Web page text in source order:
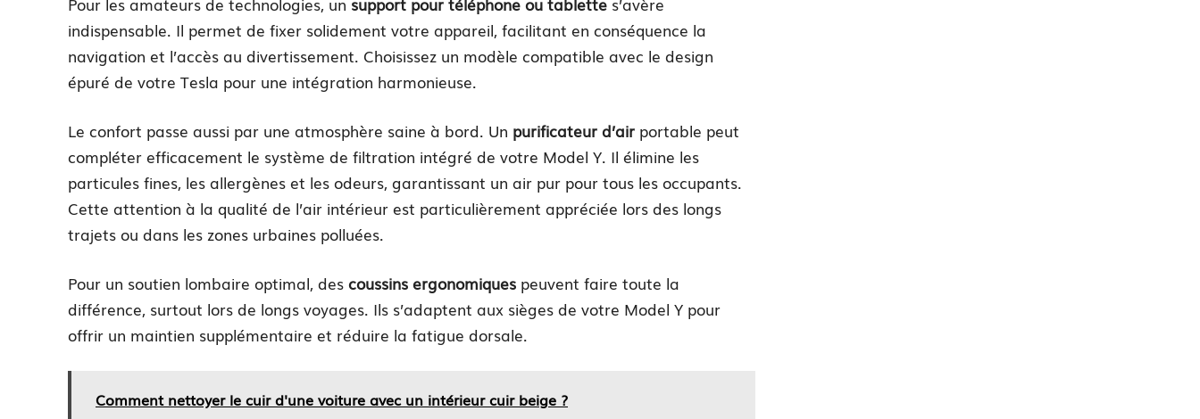
indispensable. Il permet de fixer solidement votre appareil, facilitant en conséquence la
navigation et l’accès au divertissement. Choisissez un modèle compatible avec le design
épuré de votre Tesla pour une intégration harmonieuse.
Le confort passe aussi par une atmosphère saine à bord. Un purificateur d’air portable peut
compléter efficacement le système de filtration intégré de votre Model Y. Il élimine les
particules fines, les allergènes et les odeurs, garantissant un air pur pour tous les occupants.
Cette attention à la qualité de l’air intérieur est particulièrement appréciée lors des longs
trajets ou dans les zones urbaines polluées.
Pour un soutien lombaire optimal, des coussins ergonomiques peuvent faire toute la
différence, surtout lors de longs voyages. Ils s’adaptent aux sièges de votre Model Y pour
offrir un maintien supplémentaire et réduire la fatigue dorsale.
Comment nettoyer le cuir d'une voiture avec un intérieur cuir beige ?